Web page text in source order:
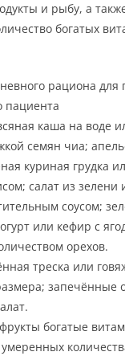
и рыбу, а
богатых
рациона для
пациента
каша на воде
семян чиа;
куриная грудка
салат из зелени
соусом;
или кефир с
орехов.
треска или
запечённые
богатые